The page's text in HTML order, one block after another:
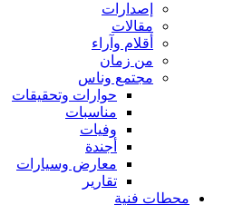
إصدارات
مقالات
أقلام وآراء
من زمان
مجتمع وناس
حوارات وتحقيقات
مناسبات
وفيات
أجندة
معارض وسيارات
تقارير
محطات فنية